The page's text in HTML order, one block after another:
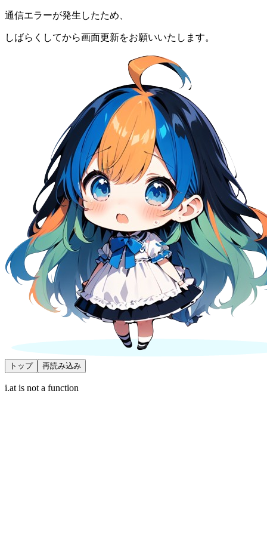
通信エラーが発生したため、
しばらくしてから画面更新をお願いいたします。
トップ 再読み込み
i.at is not a function